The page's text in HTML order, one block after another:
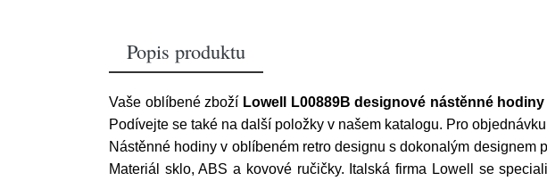
Popis produktu
Vaše oblíbené zboží Lowell L00889B designové nástěnné hodiny
Podívejte se také na další položky v našem katalogu. Pro
Nástěnné hodiny v oblíbeném retro designu s dokonalým designem
Materiál sklo, ABS a kovové ručičky. Italská firma Lowell se